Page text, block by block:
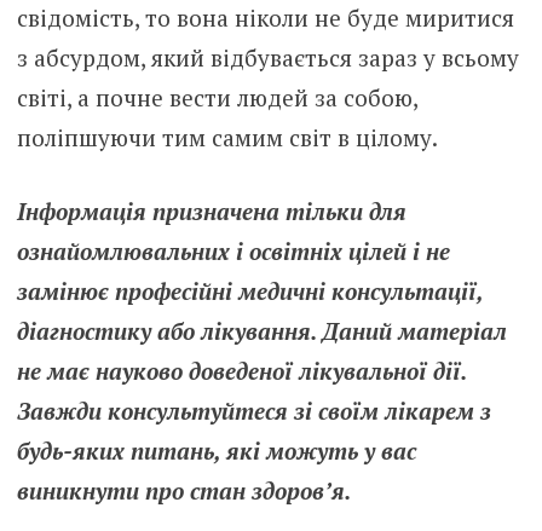
свідомість, то вона ніколи не буде миритися
з абсурдом, який відбувається зараз у всьому
світі, а почне вести людей за собою,
поліпшуючи тим самим світ в цілому.
Інформація призначена тільки для
ознайомлювальних і освітніх цілей і не
замінює професійні медичні консультації,
діагностику або лікування. Даний матеріал
не має науково доведеної лікувальної дії.
Завжди консультуйтеся зі своїм лікарем з
будь-яких питань, які можуть у вас
виникнути про стан здоров’я.